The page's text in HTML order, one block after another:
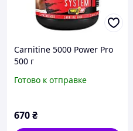
Carnitine 5000 Power Pro
500 г
Готово к отправке
670₴